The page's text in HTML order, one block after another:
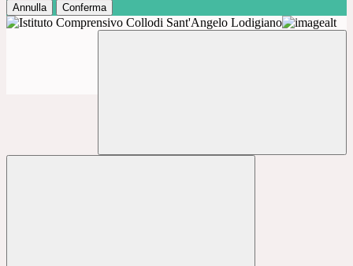
Annulla Conferma